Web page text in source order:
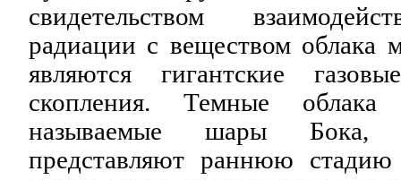
свидетельством
радиации с веществом облака
являются гигантские
скопления. Темные
называемые шары Бока,
представляют раннюю стадию